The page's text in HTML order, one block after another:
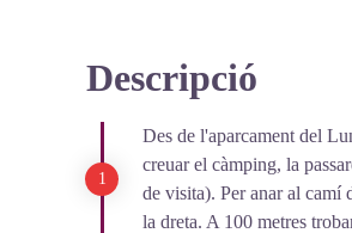
Descripció
Des de l'aparcament del
creuar el càmping, la
de visita). Per anar al camí
la dreta. A 100 metres